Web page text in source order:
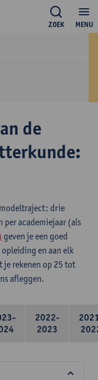
MENU
ZOEK
de
drie
per academiejaar (als
geven je een goed
en aan elk
je rekenen op 25 tot
afleggen.
2022-
2023